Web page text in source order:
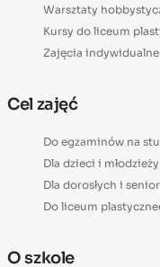
Warsztaty
Kursy do liceum
Zajęcia indywidualne
Cel zajęć
Do egzaminów na
Dla dzieci i młodzieży
Dla dorosłych i
Do liceum
O szkole